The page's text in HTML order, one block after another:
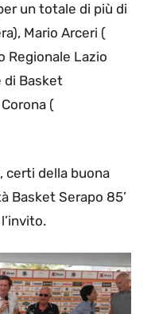
un totale di più di
Mario Arceri (
Regionale Lazio
di Basket
(
certi della buona
Basket Serapo 85’